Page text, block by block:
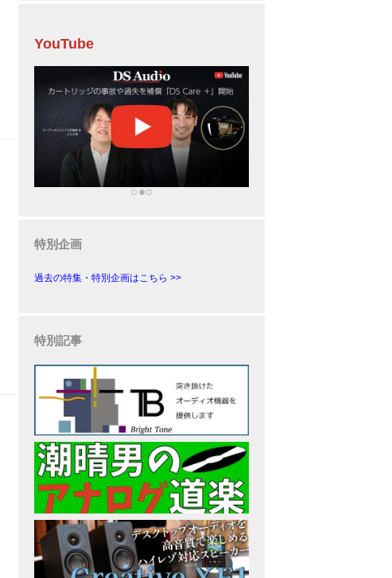
YouTube
特別企画
過去の特集・特別企画はこちら >>
特別記事